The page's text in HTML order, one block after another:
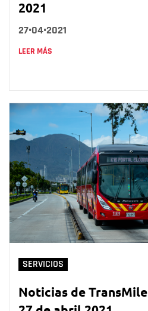
2021
27•04•2021
LEER MÁS
SERVICIOS
Noticias de